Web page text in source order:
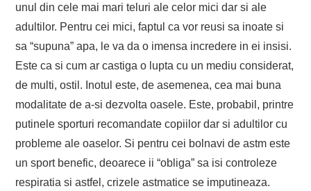
unul din cele mai mari teluri ale celor mici dar si ale
adultilor. Pentru cei mici, faptul ca vor reusi sa inoate si
sa “supuna” apa, le va da o imensa incredere in ei insisi.
Este ca si cum ar castiga o lupta cu un mediu considerat,
de multi, ostil. Inotul este, de asemenea, cea mai buna
modalitate de a-si dezvolta oasele. Este, probabil, printre
putinele sporturi recomandate copiilor dar si adultilor cu
probleme ale oaselor. Si pentru cei bolnavi de astm este
un sport benefic, deoarece ii “obliga” sa isi controleze
respiratia si astfel, crizele astmatice se imputineaza.